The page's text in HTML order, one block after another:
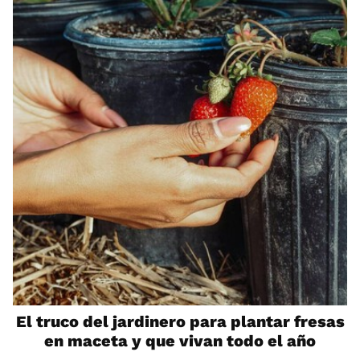
El truco del jardinero para plantar fresas
en maceta y que vivan todo el año